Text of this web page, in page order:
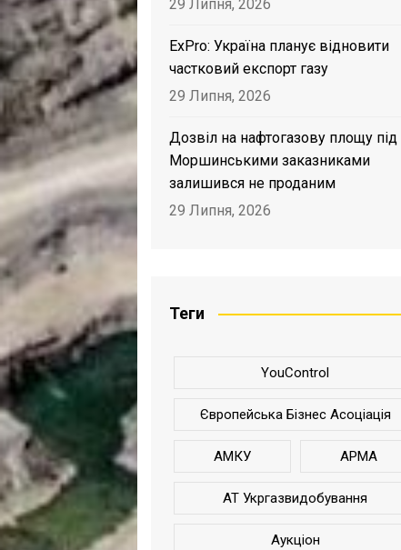
29 Липня, 2026
ExPro: Україна планує відновити
частковий експорт газу
29 Липня, 2026
Дозвіл на нафтогазову площу під
Моршинськими заказниками
залишився не проданим
29 Липня, 2026
Теги
YouControl
Європейська Бізнес Асоціація
АМКУ АРМА
АТ Укргазвидобування
Аукціон